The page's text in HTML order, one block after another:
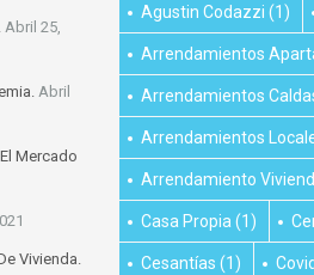
Abril 25,
Abril
Mercado
Vivienda.
Agustin Codazzi (1)
Arrendamientos
Arrendamientos
Arrendamientos
Arrendamiento
Casa Propia (1)
Cesantías (1)